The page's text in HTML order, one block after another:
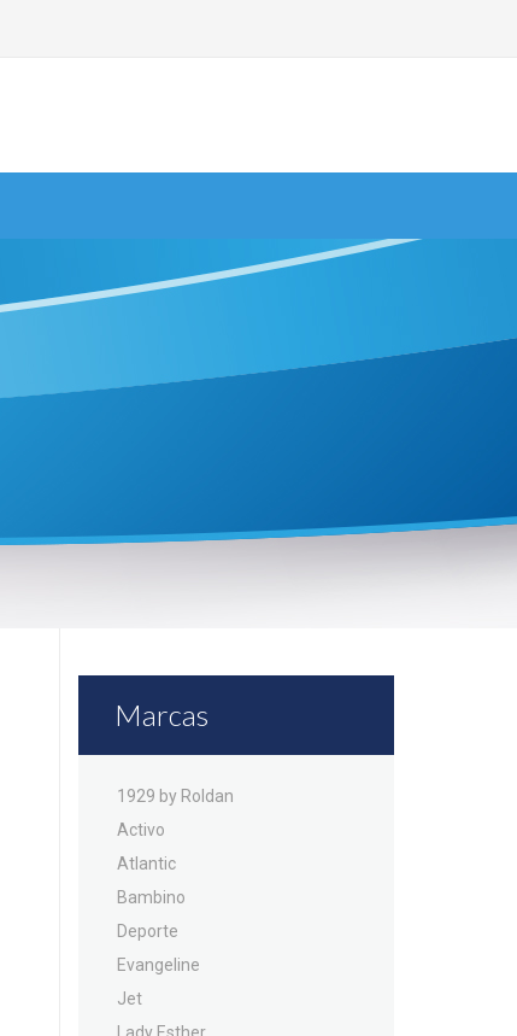
Marcas
1929 by Roldan
Activo
Atlantic
Bambino
Deporte
Evangeline
Jet